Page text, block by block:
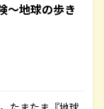
～地球の歩き